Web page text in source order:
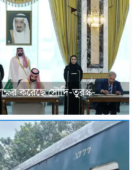
করেছে সৌদি-তুরস্ক-